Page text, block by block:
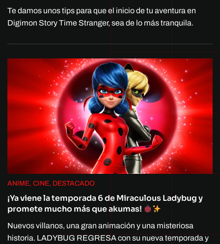
Te damos unos tips para que el inicio de tu aventura en
Digimon Story Time Stranger, sea de lo más tranquila.
ANIME, CINE, DESTACADO
¡Ya viene la temporada 6 de Miraculous Ladybug y
promete mucho más que akumas!
Nuevos villanos, una gran animación y una misteriosa
historia. LADYBUG REGRESA con su nueva temporada y